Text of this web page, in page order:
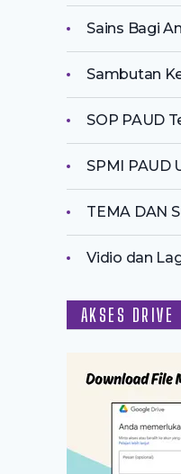
Sains Bagi
Sambutan
SOP PAUD
SPMI PAUD
TEMA DAN
Vidio dan
AKSES DRIVE